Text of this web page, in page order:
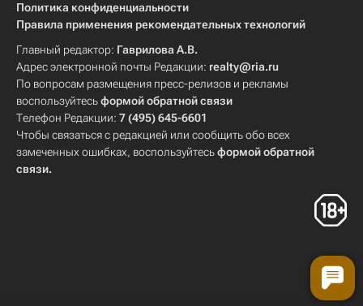
Политика конфиденциальности
Правила применения рекомендательных технологий
Главный редактор: Гаврилова А.В.
Адрес электронной почты Редакции: realty@ria.ru
По вопросам размещения пресс-релизов и рекламы
воспользуйтесьформой обратной связи
Телефон Редакции: 7 (495) 645-6601
Чтобы связаться с редакцией или сообщить обо всех
замеченных ошибках, воспользуйтесьформой обратной
связи.